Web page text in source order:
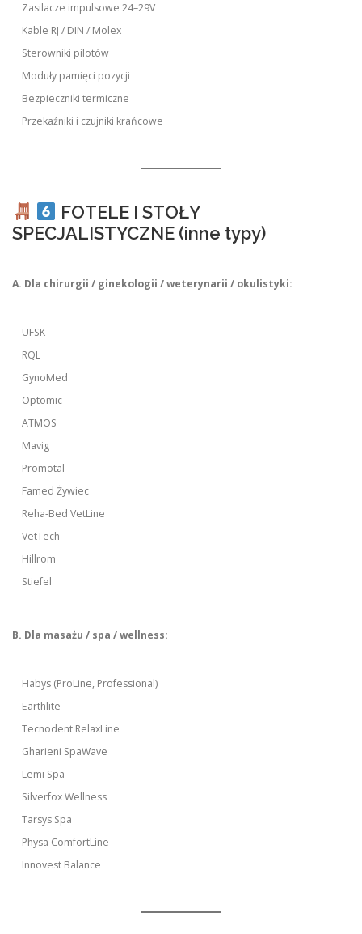
Zasilacze impulsowe 24–29V
Kable RJ / DIN / Molex
Sterowniki pilotów
Moduły pamięci pozycji
Bezpieczniki termiczne
Przekaźniki i czujniki krańcowe
FOTELE I STOŁY
SPECJALISTYCZNE (inne typy)
A. Dla chirurgii / ginekologii / weterynarii / okulistyki:
UFSK
RQL
GynoMed
Optomic
ATMOS
Mavig
Promotal
Famed Żywiec
Reha-Bed VetLine
VetTech
Hillrom
Stiefel
B. Dla masażu / spa / wellness:
Habys (ProLine, Professional)
Earthlite
Tecnodent RelaxLine
Gharieni SpaWave
Lemi Spa
Silverfox Wellness
Tarsys Spa
Physa ComfortLine
Innovest Balance